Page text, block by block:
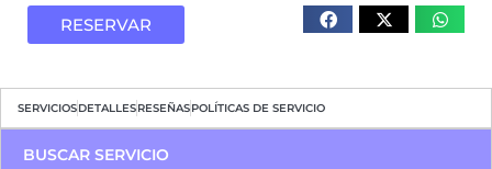
RESERVAR
SERVICIOSDETALLESRESEÑASPOLÍTICAS DE SERVICIO
BUSCAR SERVICIO